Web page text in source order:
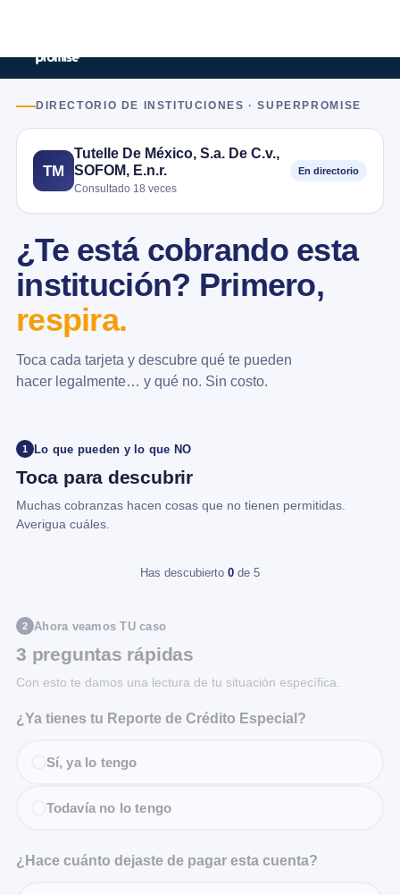
DIRECTORIO DE INSTITUCIONES · SUPERPROMISE
TM
Tutelle De México, S.a. De C.v.,
SOFOM, E.n.r.
Consultado 18 veces
En directorio
¿Te está cobrando esta
institución? Primero,
respira.
Toca cada tarjeta y descubre qué te pueden
hacer legalmente… y qué no. Sin costo.
1 Lo que pueden y lo que NO
Toca para descubrir
Muchas cobranzas hacen cosas que no tienen permitidas.
Averigua cuáles.
Has descubierto 0 de 5
2 Ahora veamos TU caso
3 preguntas rápidas
Con esto te damos una lectura de tu situación específica.
¿Ya tienes tu Reporte de Crédito Especial?
Sí, ya lo tengo
Todavía no lo tengo
¿Hace cuánto dejaste de pagar esta cuenta?